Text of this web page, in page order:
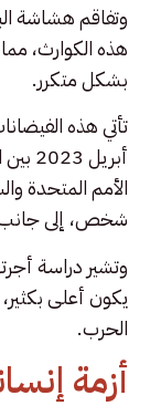
وتفاقم هشاشة
هذه الكوارث،
بشكل متكرر.
تأتي هذه
شخص، إلى جانب نزوح
وتشير دراسة
الحرب.
أزمة